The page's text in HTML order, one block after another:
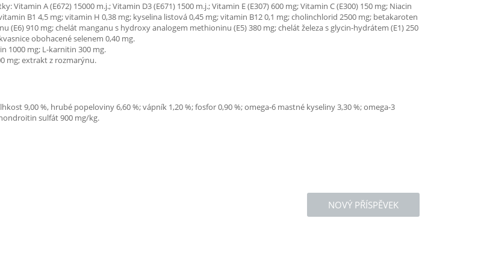
A (E672) 15000 m.j.; Vitamin D3 (E671) 1500 m.j.; Vitamin E (E307) 600 mg; Vitamin C (E300) 150 mg; Niacin
B1 4,5 mg; vitamin H 0,38 mg; kyselina listová 0,45 mg; vitamin B12 0,1 mg; cholinchlorid 2500 mg; betakaroten
910 mg; chelát manganu s hydroxy analogem methioninu (E5) 380 mg; chelát železa s glycin-hydrátem (E1) 250
obohacené selenem 0,40 mg.
1000 mg; L-karnitin 300 mg.
mg; extrakt z rozmarýnu.
9,00 %, hrubé popeloviny 6,60 %; vápník 1,20 %; fosfor 0,90 %; omega-6 mastné kyseliny 3,30 %; omega-3
sulfát 900 mg/kg.
NOVÝ PŘÍSPĚVEK